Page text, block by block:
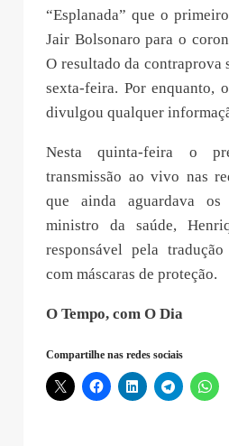
“Esplanada” que o
Jair Bolsonaro para o
O resultado da contraprova
sexta-feira. Por enquanto,
divulgou qualquer
Nesta quinta-feira o
transmissão ao vivo nas
que ainda aguardava
ministro da saúde,
responsável pela
com máscaras de proteção.
O Tempo, com O Dia
Compartilhe nas redes sociais